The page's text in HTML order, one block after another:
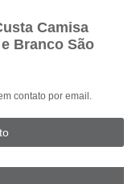
Camisa
Branco São
contato por email.